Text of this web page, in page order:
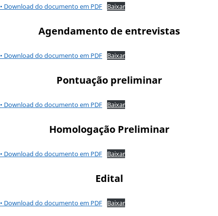
• Download do documento em PDF Baixar
Agendamento de entrevistas
• Download do documento em PDF Baixar
Pontuação preliminar
• Download do documento em PDF Baixar
Homologação Preliminar
• Download do documento em PDF Baixar
Edital
• Download do documento em PDF Baixar